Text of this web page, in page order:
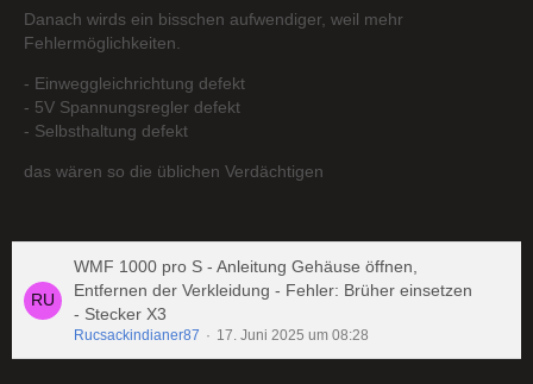
Danach wirds ein bisschen aufwendiger, weil mehr
Fehlermöglichkeiten.
- Einweggleichrichtung defekt
- 5V Spannungsregler defekt
- Selbsthaltung defekt
das wären so die üblichen Verdächtigen
WMF 1000 pro S - Anleitung Gehäuse öffnen,
Entfernen der Verkleidung - Fehler: Brüher einsetzen
- Stecker X3
Rucsackindianer87 17. Juni 2025 um 08:28